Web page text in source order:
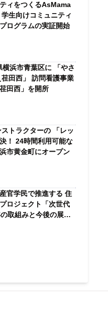
ィをつくるAsMama
生向けコミュニティ
ログラムの実証開始
浜市青葉区に 「やさ
田西」 訪問看護事業
田西」を開所
トラクターの 「レッ
！ 24時間利用可能な
市黄金町にオープン
官学民で推進する 住
ロジェクト「次世代
取組みと今後の展望
火)開催】